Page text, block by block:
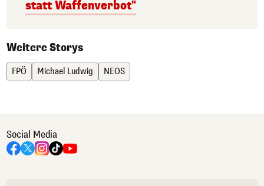
statt Waffenverbot"
Weitere Storys
FPÖ Michael Ludwig NEOS
Social Media